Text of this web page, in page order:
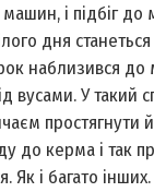
машин, і підбіг
дня
наблизився
вусами. У такий
до керма і так
Як і багато